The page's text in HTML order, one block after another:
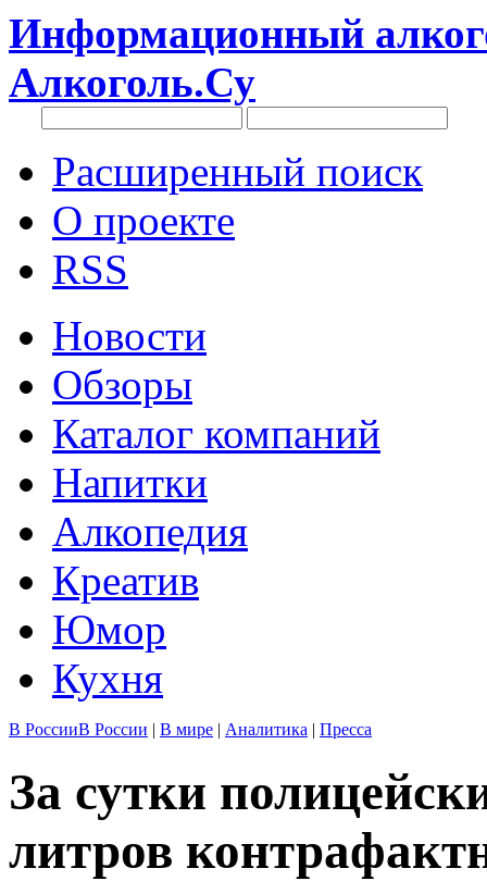
Информационный
Алкоголь.Су
Расширенный поиск
О проекте
RSS
Новости
Обзоры
Каталог компаний
Напитки
Алкопедия
Креатив
Юмор
Кухня
В РоссииВ России | В мире | Аналитика | Пресса
За сутки
литров